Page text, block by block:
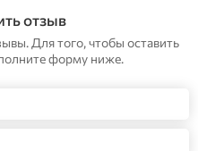
отзыв
Для того, чтобы оставить
форму ниже.